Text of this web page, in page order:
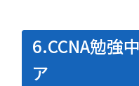
6.CCNA勉強
ア